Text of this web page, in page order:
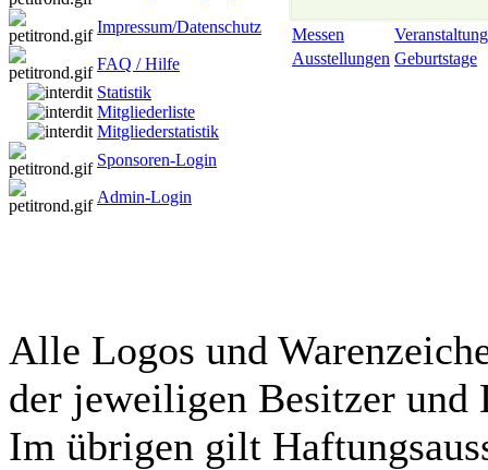
Impressum/Datenschutz
FAQ / Hilfe
Statistik
Mitgliederliste
Mitgliederstatistik
Sponsoren-Login
Admin-Login
Messen
Veranstaltung
Ausstellungen Geburtstage
Alle Logos und
der jeweiligen Besitzer und
Im übrigen gilt